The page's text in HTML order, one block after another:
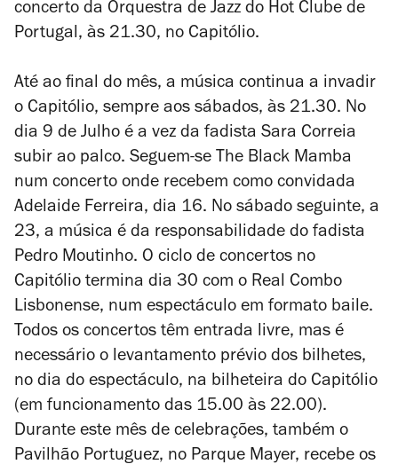
concerto da Orquestra de Jazz do Hot Clube de
Portugal, às 21.30, no Capitólio.
Até ao final do mês, a música continua a invadir
o Capitólio, sempre aos sábados, às 21.30. No
dia 9 de Julho é a vez da fadista Sara Correia
subir ao palco. Seguem-se The Black Mamba
num concerto onde recebem como convidada
Adelaide Ferreira, dia 16. No sábado seguinte, a
23, a música é da responsabilidade do fadista
Pedro Moutinho. O ciclo de concertos no
Capitólio termina dia 30 com o Real Combo
Lisbonense, num espectáculo em formato baile.
Todos os concertos têm entrada livre, mas é
necessário o levantamento prévio dos bilhetes,
no dia do espectáculo, na bilheteira do Capitólio
(em funcionamento das 15.00 às 22.00).
Durante este mês de celebrações, também o
Pavilhão Portuguez, no Parque Mayer, recebe os